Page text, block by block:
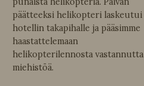
päätteeksi helikopteri laskeutui
hotellin takapihalle ja pääsimme
haastattelemaan
helikopterilennosta vastannutta
miehistöä.